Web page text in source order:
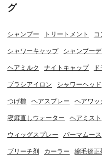
グ
シャンプー トリートメント コ
シャワーキャップ シャンプー
ヘアミルク ナイトキャップ
ブラシアイロン シャワーヘッド
つげ櫛 ヘアスプレー ヘアワッ
寝癖直しウォーター ヘアミスト
ウィッグスプレー パーマムース
ブリーチ剤 カーラー 縮毛矯正